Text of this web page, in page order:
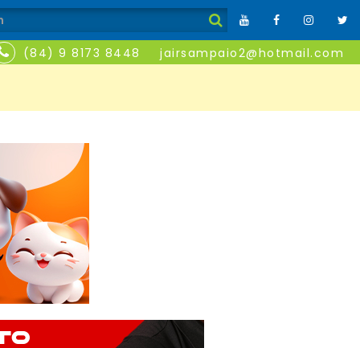
(84) 9 8173 8448 jairsampaio2@hotmail.com